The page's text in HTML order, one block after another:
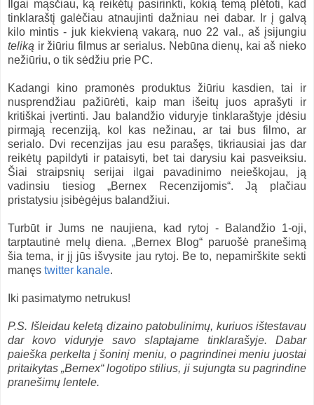
Ilgai mąsčiau, ką reikėtų pasirinkti, kokią temą plėtoti, kad
tinklaraštį galėčiau atnaujinti dažniau nei dabar. Ir į galvą
kilo mintis - juk kiekvieną vakarą, nuo 22 val., aš įsijungiu
teliką ir žiūriu filmus ar serialus. Nebūna dienų, kai aš nieko
nežiūriu, o tik sėdžiu prie PC.
Kadangi kino pramonės produktus žiūriu kasdien, tai ir
nusprendžiau pažiūrėti, kaip man išeitų juos aprašyti ir
kritiškai įvertinti. Jau balandžio viduryje tinklaraštyje įdėsiu
pirmąją recenziją, kol kas nežinau, ar tai bus filmo, ar
serialo. Dvi recenzijas jau esu parašęs, tikriausiai jas dar
reikėtų papildyti ir pataisyti, bet tai darysiu kai pasveiksiu.
Šiai straipsnių serijai ilgai pavadinimo neieškojau, ją
vadinsiu tiesiog „Bernex Recenzijomis“. Ją plačiau
pristatysiu įsibėgėjus balandžiui.
Turbūt ir Jums ne naujiena, kad rytoj - Balandžio 1-oji,
tarptautinė melų diena. „Bernex Blog“ paruošė pranešimą
šia tema, ir jį jūs išvysite jau rytoj. Be to, nepamirškite sekti
manęs twitter kanale.
Iki pasimatymo netrukus!
P.S. Išleidau keletą dizaino patobulinimų, kuriuos ištestavau
dar kovo viduryje savo slaptajame tinklarašyje. Dabar
paieška perkelta į šoninį meniu, o pagrindinei meniu juostai
pritaikytas „Bernex“ logotipo stilius, ji sujungta su pagrindine
pranešimų lentele.